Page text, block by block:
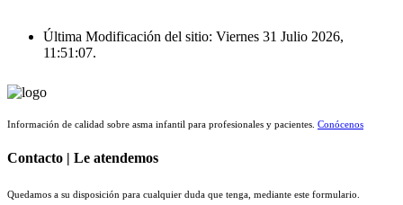
Última Modificación del sitio: Viernes 31 Julio 2026,
11:51:07.
Información de calidad sobre asma infantil para profesionales y pacientes. Conócenos
Contacto | Le atendemos
Quedamos a su disposición para cualquier duda que tenga, mediante este formulario.